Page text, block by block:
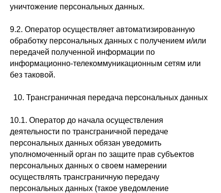
уничтожение персональных данных.
9.2. Оператор осуществляет автоматизированную
обработку персональных данных с получением и/или
передачей полученной информации по
информационно-телекоммуникационным сетям или
без таковой.
10. Трансграничная передача персональных данных
10.1. Оператор до начала осуществления
деятельности по трансграничной передаче
персональных данных обязан уведомить
уполномоченный орган по защите прав субъектов
персональных данных о своем намерении
осуществлять трансграничную передачу
персональных данных (такое уведомление